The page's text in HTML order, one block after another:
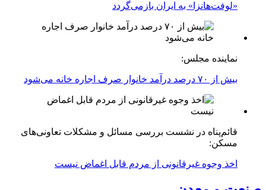
«لوفت‌هانزا» به ایران بازمی‌گردد
نماینده مجلس:
بیش از ۷۰ درصد درآمد خانوار صرف اجاره خانه می‌شود
قائم‌پناه در نشست بررسی مسائل و مشکلات تعاونی‌های
مسکن:
اخذ وجوه غیرقانونی از مردم قابل اغماض نیست